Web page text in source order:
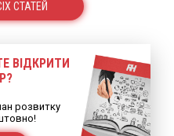
СТАТЕЙ
ВІДКРИТИ
розвитку